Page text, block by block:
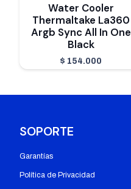
Water Cooler
Thermaltake La360
Argb Sync All In One
Black
$ 154.000
SOPORTE
Garantías
Política de Privacidad